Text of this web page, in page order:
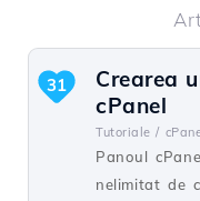
Crearea
cPanel
Tutoriale /
Panoul
nelimitat de
31